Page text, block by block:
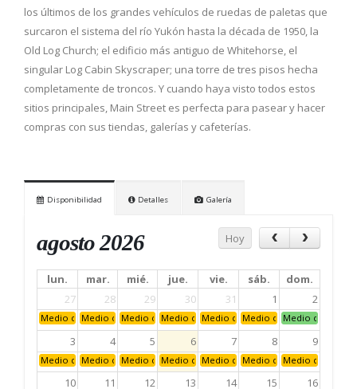
los últimos de los grandes vehículos de ruedas de paletas que
surcaron el sistema del río Yukón hasta la década de 1950, la
Old Log Church; el edificio más antiguo de Whitehorse, el
singular Log Cabin Skyscraper; una torre de tres pisos hecha
completamente de troncos. Y cuando haya visto todos estos
sitios principales, Main Street es perfecta para pasear y hacer
compras con sus tiendas, galerías y cafeterías.
Disponibilidad Detalles Galería
agosto 2026 Hoy
lun. mar. mié. jue. vie. sáb.
dom.
27
28 29 30 31 1 2
Medio día: mañanaMedio día: mañanaMedio día: mañana
Medio día: mañanaMedio día: mañanaMedio día: mañana
Medio día:
3 4 5 6 7 8 9
Medio día: mañanaMedio día: mañanaMedio día: mañana
Medio día: mañanaMedio día: mañanaMedio día: mañana
Medio día:
10 11 12 13 14 15 16